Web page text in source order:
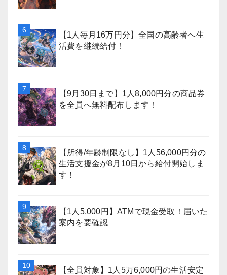
【1人毎月16万円分】全国の高齢者へ生
活費を継続給付！
【9月30日まで】1人8,000円分の商品券
を全員へ無料配布します！
【所得/年齢制限なし】1人56,000円分の
生活支援金が8月10日から給付開始しま
す！
【1人5,000円】ATMで現金受取！届いた
案内を要確認
【全員対象】1人5万6,000円の生活安定